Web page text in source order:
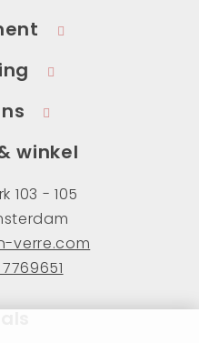
winkel
103 - 105
verre.com